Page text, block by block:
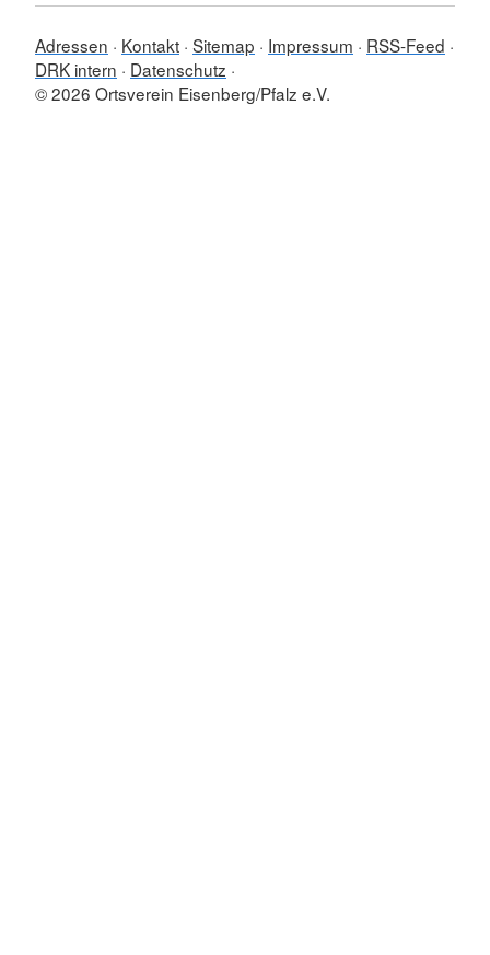
Adressen Kontakt Sitemap Impressum
RSS-Feed
DRK intern
Datenschutz
© 2026 Ortsverein Eisenberg/Pfalz e.V.